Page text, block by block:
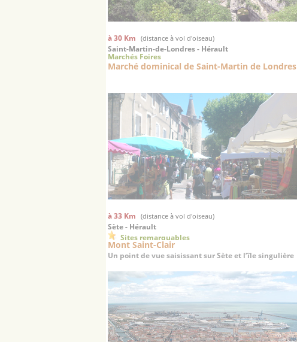
à 30 Km (distance à vol d'oiseau)
Saint-Martin-de-Londres - Hérault
Marchés Foires
Marché dominical de Saint-Martin de Londres
à 33 Km (distance à vol d'oiseau)
Sète - Hérault
Sites remarquables
Mont Saint-Clair
Un point de vue saisissant sur Sète et l’île singulière